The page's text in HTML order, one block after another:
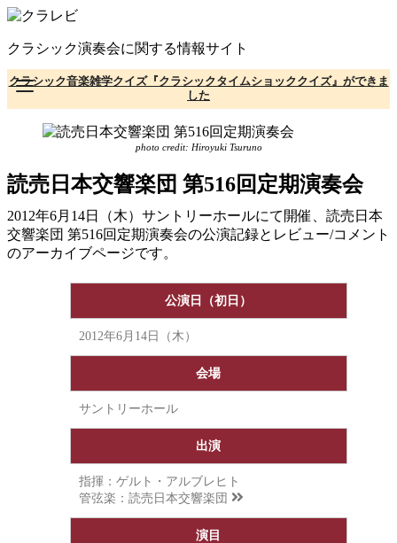
コ
テ
ン
ツ
へ
クラシック演奏会に関する情報サイト
クラシック音楽雑学クイズ『クラシックタイムショッククイズ』ができま
した
photo credit: Hiroyuki Tsuruno
読売日本交響楽団 第516回定期演奏会
2012年6月14日（木）サントリーホールにて開催、読売日本
交響楽団 第516回定期演奏会の公演記録とレビュー/コメント
のアーカイブページです。
公演日（初日）
2012年6月14日（木）
会場
サントリーホール
出演
指揮：ゲルト・アルブレヒト
管弦楽： 読売日本交響楽団
演目